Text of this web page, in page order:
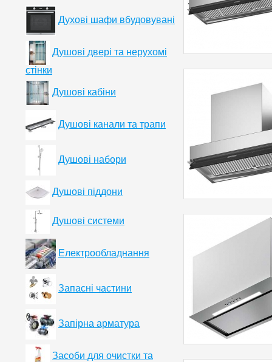
Духові шафи вбудовувані
Душові двері та нерухомі
стінки
Душові кабіни
Душові канали та трапи
Душові набори
Душові піддони
Душові системи
Електрообладнання
Запасні частини
Запірна арматура
Засоби для очистки та